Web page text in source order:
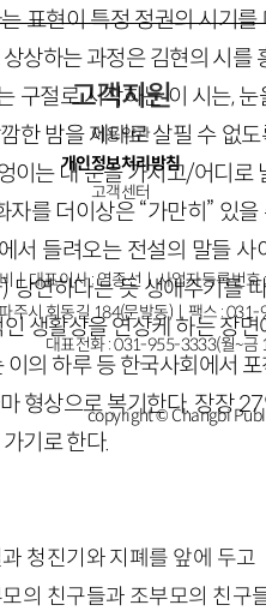
는 표현이 특정 정권의 시기
상하는 과정은 김현의 시를
구절로 시작하는 이 시는,
한 밤을 제대로 살필 수 없
이는 내 눈을 가지고/어디
를 더이상은 “가만히” 있
서 들려오는 전설의 말들
당연하다는 듯 생애주기를
생활상을 연상케 하는 장
이의 하루 등 한국사회에서
형상으로 복기한다. 장장
기로 한다.
청진기와 지폐를 앞에 두고
의 친구들과 조부모의 친구
고객지원
이용약관
개인정보처리방침
고객센터
ㅣ대표이사 : 염종선ㅣ사업자등록번
주시 회동길 184(문발동)ㅣ팩스 :
대표전화 : 031-955-3333(월~금
copyright © Changbi